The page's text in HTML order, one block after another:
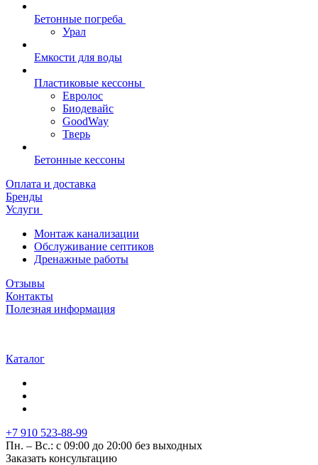
Бетонные погреба
Урал
Емкости для воды
Пластиковые кессоны
Евролос
Биодевайс
GoodWay
Тверь
Бетонные кессоны
Оплата и доставка
Бренды
Услуги
Монтаж канализации
Обслуживание септиков
Дренажные работы
Отзывы
Контакты
Полезная информация
Каталог
+7 910 523-88-99
Пн. – Вс.: с 09:00 до 20:00 без выходных
Заказать консультацию